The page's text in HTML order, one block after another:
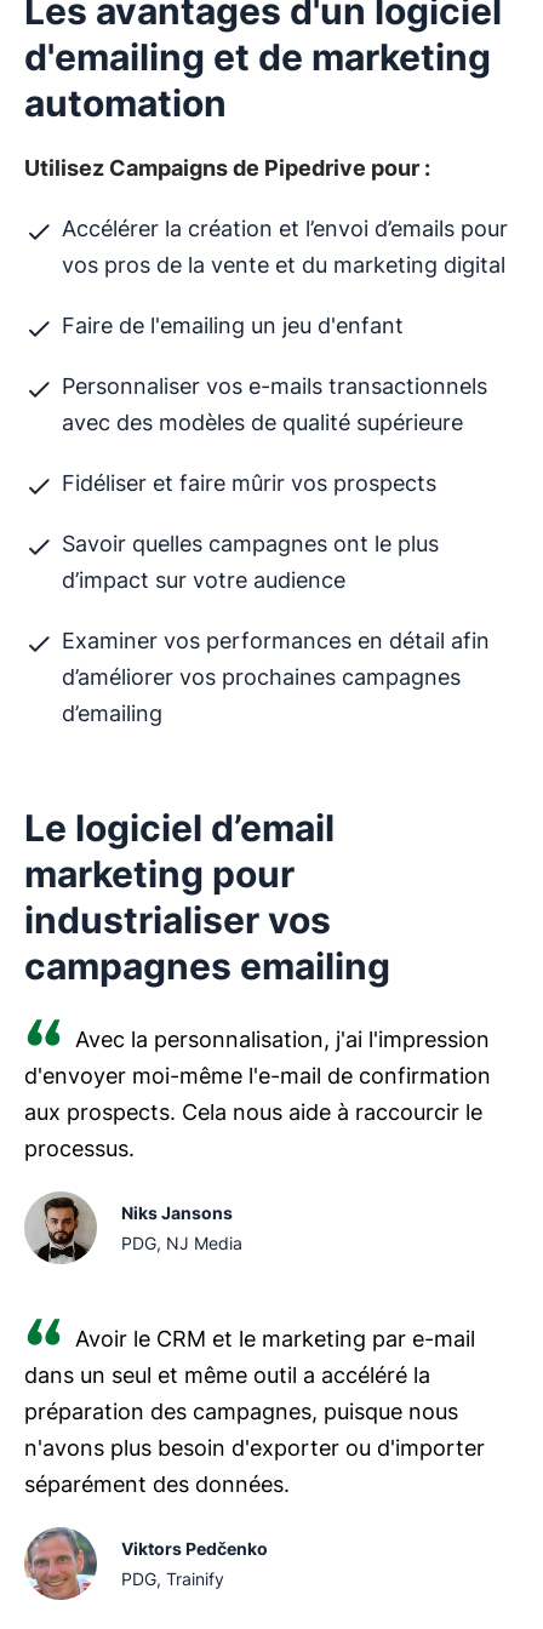
Les avantages d'un logiciel
d'emailing et de marketing
automation
Utilisez Campaigns de Pipedrive pour :
Accélérer la création et l’envoi d’emails pour
vos pros de la vente et du marketing digital
Faire de l'emailing un jeu d'enfant
Personnaliser vos e-mails transactionnels
avec des modèles de qualité supérieure
Fidéliser et faire mûrir vos prospects
Savoir quelles campagnes ont le plus
d’impact sur votre audience
Examiner vos performances en détail afin
d’améliorer vos prochaines campagnes
d’emailing
Le logiciel d’email
marketing pour
industrialiser vos
campagnes emailing
Avec la personnalisation, j'ai l'impression
d'envoyer moi-même l'e-mail de confirmation
aux prospects. Cela nous aide à raccourcir le
processus.
Niks Jansons
PDG, NJ Media
Avoir le CRM et le marketing par e-mail
dans un seul et même outil a accéléré la
préparation des campagnes, puisque nous
n'avons plus besoin d'exporter ou d'importer
séparément des données.
Viktors Pedčenko
PDG, Trainify